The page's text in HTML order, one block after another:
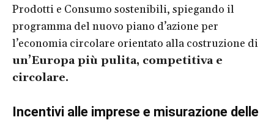
Prodotti e Consumo sostenibili, spiegando il
programma del nuovo piano d’azione per
l’economia circolare orientato alla costruzione di
un’Europa più pulita, competitiva e
circolare.
Incentivi alle imprese e misurazione delle